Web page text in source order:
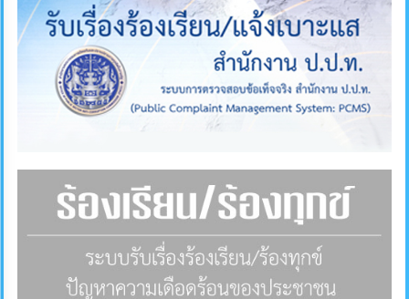
มาตรการ
ภายใน
ป้องกัน
e-